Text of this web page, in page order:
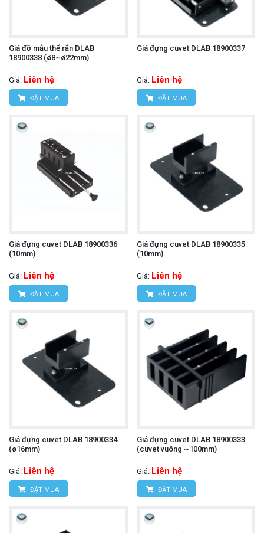
Giá đỡ mẫu thể rắn DLAB
18900338 (ø8~ø22mm)
Giá: Liên hệ
ĐẶT MUA
Giá đựng cuvet DLAB 18900337
Giá: Liên hệ
ĐẶT MUA
Giá đựng cuvet DLAB 18900336
(10mm)
Giá: Liên hệ
ĐẶT MUA
Giá đựng cuvet DLAB 18900335
(10mm)
Giá: Liên hệ
ĐẶT MUA
Giá đựng cuvet DLAB 18900334
(ø16mm)
Giá: Liên hệ
ĐẶT MUA
Giá đựng cuvet DLAB 18900333
(cuvet vuông ~100mm)
Giá: Liên hệ
ĐẶT MUA